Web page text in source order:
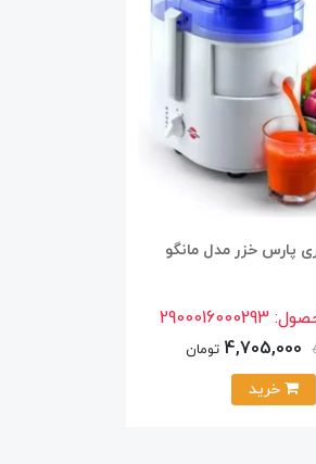
پارس خزر مدل مانگو
2900016000293
4,705,000 تومان